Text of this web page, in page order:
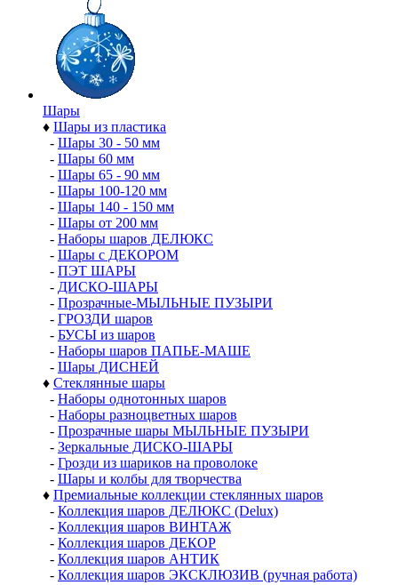
Шары
♦ Шары из пластика
- Шары 30 - 50 мм
- Шары 60 мм
- Шары 65 - 90 мм
- Шары 100-120 мм
- Шары 140 - 150 мм
- Шары от 200 мм
- Наборы шаров ДЕЛЮКС
- Шары с ДЕКОРОМ
- ПЭТ ШАРЫ
- ДИСКО-ШАРЫ
- Прозрачные-МЫЛЬНЫЕ ПУЗЫРИ
- ГРОЗДИ шаров
- БУСЫ из шаров
- Наборы шаров ПАПЬЕ-МАШЕ
- Шары ДИСНЕЙ
♦ Стеклянные шары
- Наборы однотонных шаров
- Наборы разноцветных шаров
- Прозрачные шары МЫЛЬНЫЕ ПУЗЫРИ
- Зеркальные ДИСКО-ШАРЫ
- Грозди из шариков на проволоке
- Шары и колбы для творчества
♦ Премиальные коллекции стеклянных шаров
- Коллекция шаров ДЕЛЮКС (Delux)
- Коллекция шаров ВИНТАЖ
- Коллекция шаров ДЕКОР
- Коллекция шаров АНТИК
- Коллекция шаров ЭКСКЛЮЗИВ (ручная работа)